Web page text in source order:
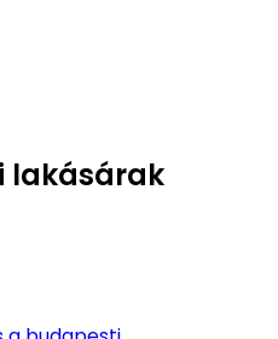
lakásárak